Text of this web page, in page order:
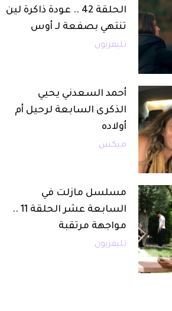
الحلقة 42 .. عودة ذاكرة لين
تنتهي بصفعة لـ أوس
تليفزيون
أحمد السعدني يحيي
الذكرى السابعة لرحيل أم
أولاده
ميكس
مسلسل مازلت في
السابعة عشر الحلقة 11 ..
مواجهة مرتقبة
تليفزيون